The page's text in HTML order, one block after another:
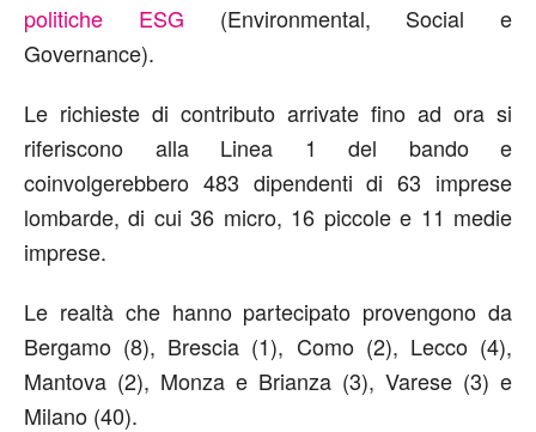
politiche ESG (Environmental, Social e
Governance).
Le richieste di contributo arrivate fino ad ora si
riferiscono alla Linea 1 del bando e
coinvolgerebbero 483 dipendenti di 63 imprese
lombarde, di cui 36 micro, 16 piccole e 11 medie
imprese.
Le realtà che hanno partecipato provengono da
Bergamo (8), Brescia (1), Como (2), Lecco (4),
Mantova (2), Monza e Brianza (3), Varese (3) e
Milano (40).